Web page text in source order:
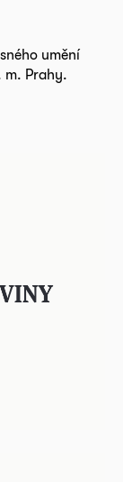
umění
m. Prahy.